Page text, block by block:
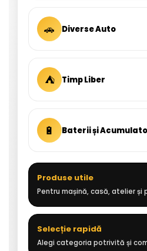
🚗 Diverse Auto
⛺ Timp Liber
🔋 Baterii și
Produse utile
Pentru mașină, casă, atelier
Selecție rapidă
Alegi categoria potrivită și